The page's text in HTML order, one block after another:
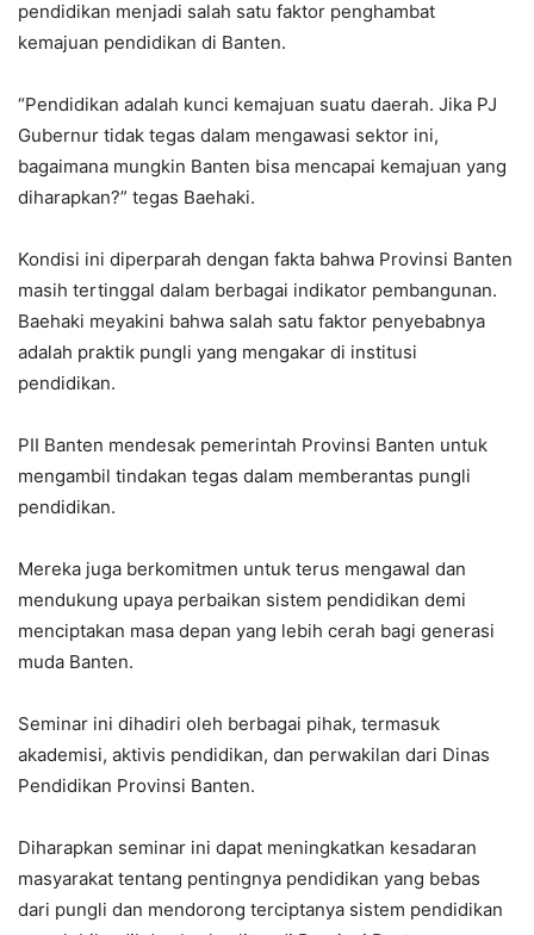
pendidikan menjadi salah satu faktor penghambat
kemajuan pendidikan di Banten.
“Pendidikan adalah kunci kemajuan suatu daerah. Jika PJ
Gubernur tidak tegas dalam mengawasi sektor ini,
bagaimana mungkin Banten bisa mencapai kemajuan yang
diharapkan?” tegas Baehaki.
Kondisi ini diperparah dengan fakta bahwa Provinsi Banten
masih tertinggal dalam berbagai indikator pembangunan.
Baehaki meyakini bahwa salah satu faktor penyebabnya
adalah praktik pungli yang mengakar di institusi
pendidikan.
PII Banten mendesak pemerintah Provinsi Banten untuk
mengambil tindakan tegas dalam memberantas pungli
pendidikan.
Mereka juga berkomitmen untuk terus mengawal dan
mendukung upaya perbaikan sistem pendidikan demi
menciptakan masa depan yang lebih cerah bagi generasi
muda Banten.
Seminar ini dihadiri oleh berbagai pihak, termasuk
akademisi, aktivis pendidikan, dan perwakilan dari Dinas
Pendidikan Provinsi Banten.
Diharapkan seminar ini dapat meningkatkan kesadaran
masyarakat tentang pentingnya pendidikan yang bebas
dari pungli dan mendorong terciptanya sistem pendidikan